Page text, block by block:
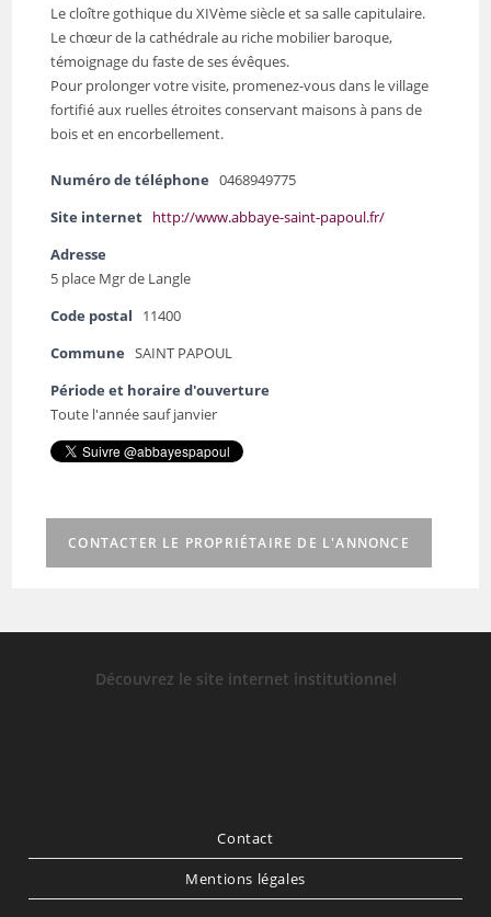
Le cloître gothique du XIVème siècle et sa salle capitulaire.
Le chœur de la cathédrale au riche mobilier baroque,
témoignage du faste de ses évêques.
Pour prolonger votre visite, promenez-vous dans le village
fortifié aux ruelles étroites conservant maisons à pans de
bois et en encorbellement.
Numéro de téléphone
0468949775
Site internet http://www.abbaye-saint-papoul.fr/
Adresse
5 place Mgr de Langle
Code postal
11400
Commune
SAINT PAPOUL
Période et horaire d'ouverture
Toute l'année sauf janvier
CONTACTER LE PROPRIÉTAIRE DE L'ANNONCE
Découvrez le site internet institutionnel
Contact
Mentions légales